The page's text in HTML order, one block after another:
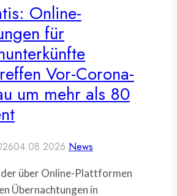
Online-
für
Vor-Corona-
um mehr als 80
04.08.2026 News
der über Online-Plattformen
Übernachtungen in